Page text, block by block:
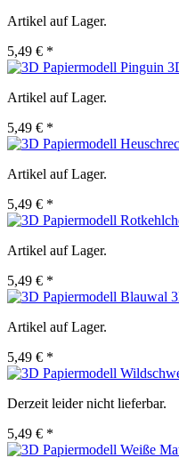
Artikel auf Lager.
5,49 € *
Artikel auf Lager.
5,49 € *
Artikel auf Lager.
5,49 € *
Artikel auf Lager.
5,49 € *
Artikel auf Lager.
5,49 € *
Derzeit leider nicht lieferbar.
5,49 € *